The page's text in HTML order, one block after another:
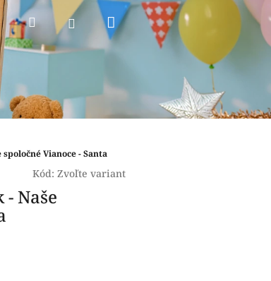
HľadaťPrihlásenieNákupný
Vianoce - Santa
Kód: Zvoľte variant
Naše